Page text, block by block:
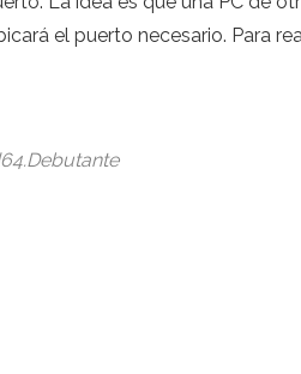
el puerto necesario. Para